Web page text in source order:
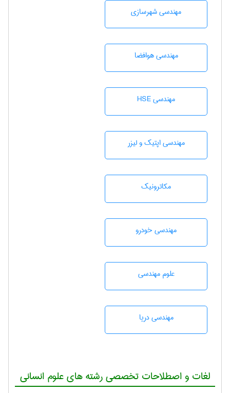
مهندسی شهرسازی
مهندسی هوافضا
مهندسی HSE
مهندسی اپتیک و لیزر
مکاترونیک
مهندسی خودرو
علوم مهندسی
مهندسی دریا
لغات و اصطلاحات تخصصی رشته های علوم انسانی